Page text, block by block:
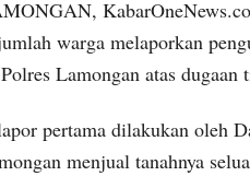
warga melaporkan
Lamongan atas dugaan
pertama dilakukan oleh
menjual tanahnya